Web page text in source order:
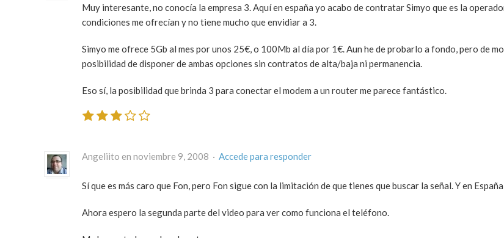
Muy interesante, no conocía la empresa 3. Aquí en españa yo acabo de contratar Simyo que es la
condiciones me ofrecían y no tiene mucho que envidiar a 3.
Simyo me ofrece 5Gb al mes por unos 25€, o 100Mb al día por 1€. Aun he de probarlo a fondo, pero de
posibilidad de disponer de ambas opciones sin contratos de alta/baja ni permanencia.
Eso sí, la posibilidad que brinda 3 para conectar el modem a un router me parece fantástico.
Angeliito en noviembre 9, 2008 · Accede para responder
Sí que es más caro que Fon, pero Fon sigue con la limitación de que tienes que buscar la señal. Y en
Ahora espero la segunda parte del video para ver como funciona el teléfono.